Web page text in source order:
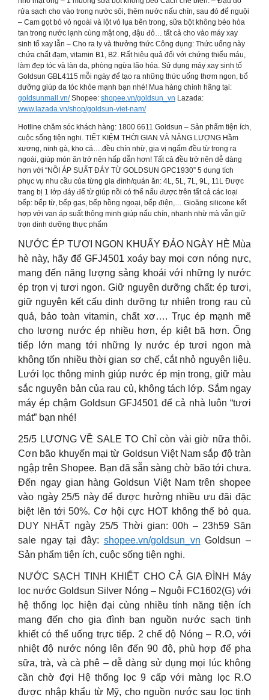
rửa sạch cho vào trong nước sôi, thêm nước nấu chín, sau đó để nguội
– Cam gọt bỏ vỏ ngoài và lột vỏ lụa bên trong, sữa bột không béo hòa
tan trong nước lạnh cùng mật ong, đậu đỏ… tất cả cho vào máy xay
sinh tố xay lẫn – Cho ra ly và thưởng thức Công dụng: Thức uống này
chứa chất đạm, vitamin B1, B2. Rất hiệu quả đối với chứng thiếu máu,
làm đẹp tóc và làn da, phòng ngừa lão hóa. Sử dụng máy xay sinh tố
Goldsun GBL4115 mỗi ngày để tạo ra những thức uống thơm ngon, bổ
dưỡng giúp da tóc khỏe mạnh bạn nhé! Mua hàng chính hãng tại:
goldsunmall.vn/Shopee: shopee.vn/goldsun_vn Lazada:
www.lazada.vn/shop/goldsun-viet-nam/
Hotline chăm sóc khách hàng: 1800 6611 Goldsun – Sản phẩm tiện ích,
cuộc sống tiện nghi. TIẾT KIỆM THỜI GIAN VÀ NĂNG LƯỢNG Hầm
xương, ninh gà, kho cá….đều chín nhừ, gia vị ngấm đều từ trong ra
ngoài, giúp món ăn trở nên hấp dẫn hơn! Tất cả đều trở nên dễ dàng
hơn với “NỒI ÁP SUẤT ĐÁY TỪ GOLDSUN GPC1930” 5 dung tích
phục vụ nhu cầu của từng gia đình/quán ăn: 4L, 5L, 7L, 9L, 11L Được
trang bị 1 lớp đáy đế từ giúp nồi có thể nấu được trên tất cả các loại
bếp: bếp từ, bếp gas, bếp hồng ngoại, bếp điện,… Gioăng silicone kết
hợp với van áp suất thông minh giúp nấu chín, nhanh nhừ mà vẫn giữ
trọn dinh dưỡng thực phẩm
NƯỚC ÉP TƯƠI NGON KHUẤY ĐẢO NGÀY HÈ Mùa
hè này, hãy để GFJ4501 xoáy bay mọi cơn nóng nực,
mang đến năng lượng sảng khoái với những ly nước
ép trọn vị tươi ngon. Giữ nguyên dưỡng chất: ép tươi,
giữ nguyên kết cấu dinh dưỡng tự nhiên trong rau củ
quả, bảo toàn vitamin, chất xơ…. Trục ép mạnh mẽ
cho lượng nước ép nhiều hơn, ép kiệt bã hơn. Ống
tiếp lớn mang tới những ly nước ép tươi ngon mà
không tốn nhiều thời gian sơ chế, cắt nhỏ nguyên liệu.
Lưới lọc thông minh giúp nước ép mịn trong, giữ màu
sắc nguyên bản của rau củ, không tách lớp. Sắm ngay
máy ép chậm Goldsun GFJ4501 để cả nhà luôn “tươi
mát” bạn nhé!
25/5 LƯƠNG VỀ SALE TO Chỉ còn vài giờ nữa thôi.
Cơn bão khuyến mại từ Goldsun Việt Nam sắp độ tràn
ngập trên Shopee. Bạn đã sẵn sàng chờ bão tới chưa.
Đến ngay gian hàng Goldsun Việt Nam trên shopee
vào ngày 25/5 này để được hưởng nhiều ưu đãi đặc
biệt lên tới 50%. Cơ hội cực HOT không thể bỏ qua.
DUY NHẤT ngày 25/5 Thời gian: 00h – 23h59 Săn
sale ngay tại đây: shopee.vn/goldsun_vn Goldsun –
Sản phẩm tiện ích, cuộc sống tiện nghi.
NƯỚC SẠCH TINH KHIẾT CHO CẢ GIA ĐÌNH Máy
lọc nước Goldsun Silver Nóng – Nguội FC1602(G) với
hệ thống lọc hiện đại cùng nhiều tính năng tiện ích
mang đến cho gia đình bạn nguồn nước sạch tinh
khiết có thể uống trực tiếp. 2 chế độ Nóng – R.O, với
nhiệt độ nước nóng lên đến 90 độ, phù hợp để pha
sữa, trà, và cà phê – dễ dàng sử dụng mọi lúc không
cần chờ đợi Hệ thống lọc 9 cấp với màng lọc R.O
được nhập khẩu từ Mỹ, cho nguồn nước sau lọc tinh